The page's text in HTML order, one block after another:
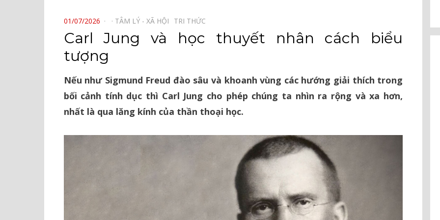
POSTED
ON
01/07/2026 TÂM LÝ - XÃ HỘI⠀ TRI THỨC⠀
Carl Jung và học thuyết nhân cách biểu
tượng
Nếu như Sigmund Freud đào sâu và khoanh vùng các hướng giải thích trong
bối cảnh tính dục thì Carl Jung cho phép chúng ta nhìn ra rộng và xa hơn,
nhất là qua lăng kính của thần thoại học.